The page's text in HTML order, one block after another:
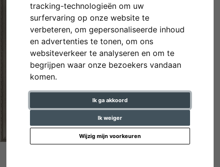
tracking-technologieën om uw
surfervaring op onze website te
verbeteren, om gepersonaliseerde inhoud
en advertenties te tonen, om ons
websiteverkeer te analyseren en om te
begrijpen waar onze bezoekers vandaan
komen.
Ik ga akkoord
Ik weiger
Wijzig mijn voorkeuren
Terug